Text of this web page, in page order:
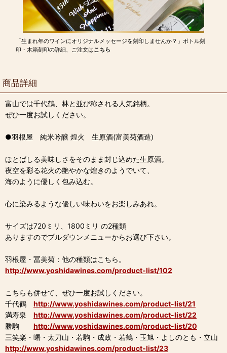
「生まれ年のワインにオリジナルメッセージを刻印しませんか？」ボトル刻
印・木箱刻印の詳細、ご注文はこちら
商品詳細
富山では千代鶴、林と並び称される人気銘柄。
ぜひ一度お試しください。
●羽根屋 純米吟醸 煌火 生原酒(富美菊酒造)
ほとばしる美味しさをそのまま封じ込めた生原酒。
夜空を彩る花火の艶やかな煌きのようでいて、
海のように優しく包み込む。
心に染みるような優しい味わいをお楽しみあれ。
サイズは720ミリ、1800ミリ の2種類
ありますのでプルダウンメニューからお選び下さい。
羽根屋・冨美菊：他の種類はこちら。
http://www.yoshidawines.com/product-list/102
こちらも併せて、ぜひ一度お試しください。
千代鶴 http://www.yoshidawines.com/product-list/21
満寿泉 http://www.yoshidawines.com/product-list/22
勝駒 http://www.yoshidawines.com/product-list/20
三笑楽・曙・太刀山・若駒・成政・若鶴・玉旭・よしのとも・立山
http://www.yoshidawines.com/product-list/23